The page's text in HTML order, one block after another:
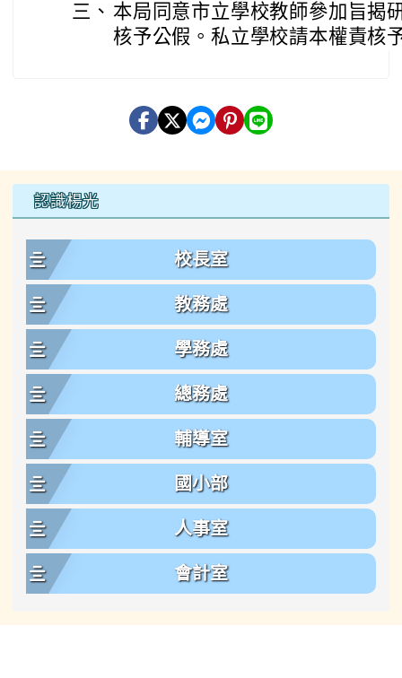
三、 本局同意市立學校教師參加旨揭
核予公假。私立學校請本權責核
左邊區域內容
認識楊光
校長室
教務處
學務處
總務處
輔導室
國小部
人事室
會計室